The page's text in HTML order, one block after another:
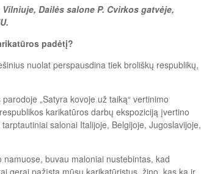
Dailės salone P. Cvirkos gatvėje,
padėtį?
nuolat perspausdina tiek broliškų respublikų,
„Satyra kovoje už taiką“ vertinimo
karikatūros darbų ekspoziciją įvertino
salonai Italijoje, Belgijoje, Jugoslavijoje,
buvau maloniai nustebintas, kad